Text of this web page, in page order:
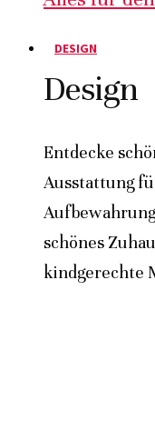
DESIGN
Design
Entdecke
Ausstattung
schönes
kindgerechte